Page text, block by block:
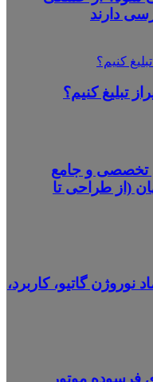
دارند
تبلیغ کنیم؟
تخصصی و جامع
(از طراحی تا
گاتیو، کاربرد،
فرسوده موتور